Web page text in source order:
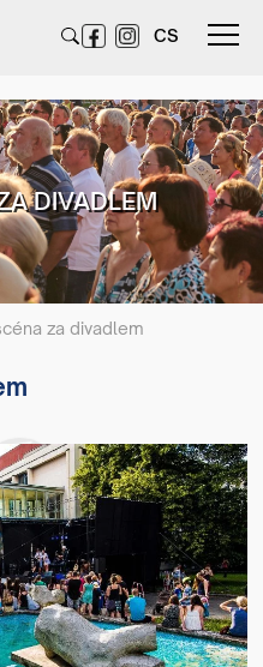
CS
DIVADLEM
za divadlem